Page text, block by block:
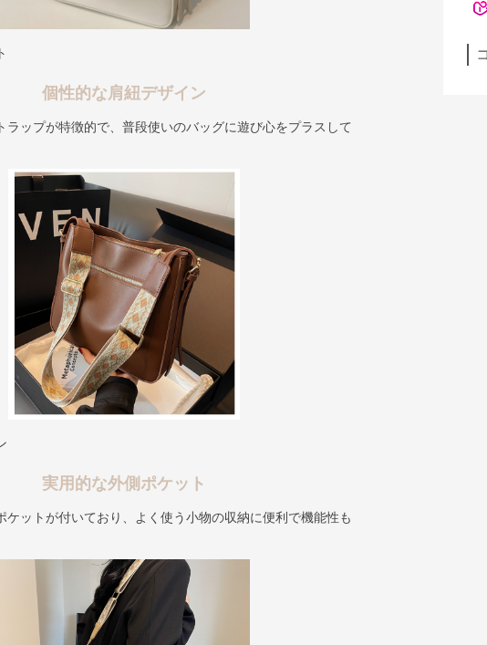
個性的な肩紐デザイン
ラップが特徴的で、普段使いのバッグに遊び心をプラスして
実用的な外側ポケット
ケットが付いており、よく使う小物の収納に便利で機能性も